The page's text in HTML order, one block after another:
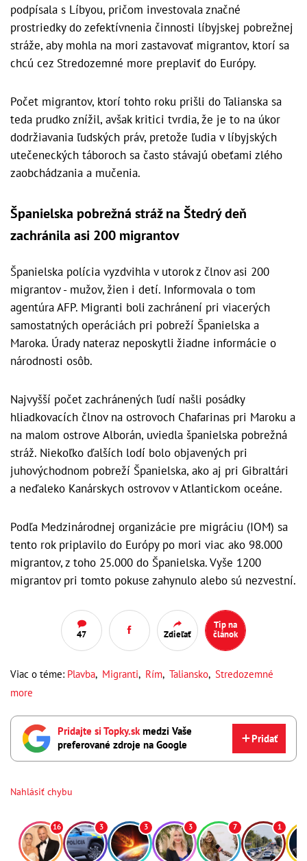
podpísala s Líbyou, pričom investovala značné
prostriedky do zefektívnenia činnosti líbyjskej pobrežnej
stráže, aby mohla na mori zastavovať migrantov, ktorí sa
chcú cez Stredozemné more preplaviť do Európy.
Počet migrantov, ktorí tohto roku prišli do Talianska sa
teda prudko znížil, avšak kritici tvrdia, že je to na úkor
dodržiavania ľudských práv, pretože ľudia v líbyjských
utečeneckých táboroch sa často stávajú obeťami zlého
zaobchádzania a mučenia.
Španielska pobrežná stráž na Štedrý deň
zachránila asi 200 migrantov
Španielska polícia vyzdvihla v utorok z člnov asi 200
migrantov - mužov, žien i detí. Informovala o tom
agentúra AFP. Migranti boli zachránení pri viacerých
samostatných operáciách pri pobreží Španielska a
Maroka. Úrady nateraz neposkytli žiadne informácie o
národnosti osôb.
Najvyšší počet zachránených ľudí našli posádky
hliadkovacích člnov na ostrovoch Chafarinas pri Maroku a
na malom ostrove Alborán, uviedla španielska pobrežná
stráž. Niekoľko ďalších lodí bolo objavených pri
juhovýchodnom pobreží Španielska, ako aj pri Gibraltári
a neďaleko Kanárskych ostrovov v Atlantickom oceáne.
Podľa Medzinárodnej organizácie pre migráciu (IOM) sa
tento rok priplavilo do Európy po mori viac ako 98.000
migrantov, z toho 25.000 do Španielska. Vyše 1200
migrantov pri tomto pokuse zahynulo alebo sú nezvestní.
47 Zdieľať
Tip na
článok
Viac o téme: Plavba, Migranti, Rím, Taliansko, Stredozemné
more
Pridajte si Topky.skmedzi Vaše
preferované zdroje na Google
Pridať
Nahlásiť chybu
16 3 3 3 7 1